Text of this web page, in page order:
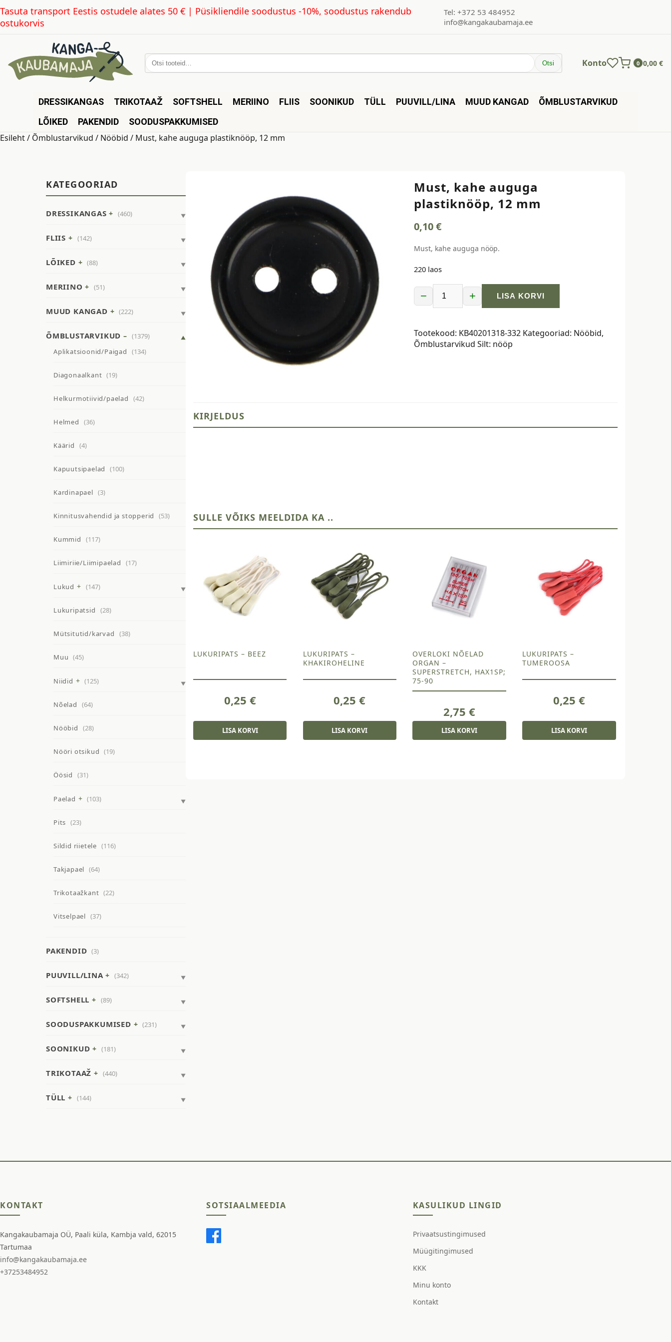
Tasuta transport Eestis ostudele alates 50 € | Püsikliendile soodustus -10%, soodustus rakendub
ostukorvis
Tel: +372 53 484952
info@kangakaubamaja.ee
Otsi: Otsi Konto 0 0,00 €
DRESSIKANGAS TRIKOTAAŽ SOFTSHELL MERIINO FLIIS SOONIKUD TÜLL PUUVILL/LINA MUUD KANGAD
ÕMBLUSTARVIKUD
LÕIKED
PAKENDID SOODUSPAKKUMISED
Esileht/ Õmblustarvikud / Nööbid / Must, kahe auguga plastiknööp, 12 mm
KATEGOORIAD
DRESSIKANGAS (460)
FLIIS (142)
LÕIKED (88)
MERIINO (51)
MUUD KANGAD (222)
ÕMBLUSTARVIKUD
(1379)
Aplikatsioonid/Paigad
(134)
Diagonaalkant (19)
Helkurmotiivid/paelad (42)
Helmed (36)
Käärid (4)
Kapuutsipaelad (100)
Kardinapael (3)
Kinnitusvahendid ja stopperid (53)
Kummid (117)
Liimiriie/Liimipaelad (17)
Lukud (147)
Lukuripatsid (28)
Mütsitutid/karvad (38)
Muu (45)
Niidid (125)
Nõelad (64)
Nööbid (28)
Nööri otsikud (19)
Öösid (31)
Paelad (103)
Pits (23)
Sildid riietele (116)
Takjapael (64)
Trikotaažkant (22)
Vitselpael (37)
PAKENDID (3)
PUUVILL/LINA (342)
SOFTSHELL (89)
SOODUSPAKKUMISED (231)
SOONIKUD (181)
TRIKOTAAŽ (440)
TÜLL (144)
Must, kahe auguga
plastiknööp, 12 mm
0,10€
Must, kahe auguga nööp.
220 laos
−
plastiknööp,
12
+ LISA KORVI
Tootekood: KB40201318-332 Kategooriad: Nööbid,
Õmblustarvikud Silt: nööp
KIRJELDUS
SULLE VÕIKS MEELDIDA KA ..
LUKURIPATS – BEEZ
0,25 €
LISA KORVI
LUKURIPATS –
KHAKIROHELINE
0,25€
LISA KORVI
OVERLOKI NÕELAD
ORGAN –
SUPERSTRETCH, HAX1SP;
75-90
2,75€
LISA KORVI
LUKURIPATS –
TUMEROOSA
0,25 €
LISA KORVI
KONTAKT
Kangakaubamaja OÜ, Paali küla, Kambja vald, 62015
Tartumaa
info@kangakaubamaja.ee
+37253484952
SOTSIAALMEEDIA KASULIKUD LINGID
Privaatsustingimused
Müügitingimused
KKK
Minu konto
Kontakt